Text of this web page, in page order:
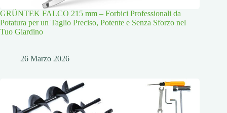
GRÜNTEK FALCO 215 mm – Forbici Professionali da
Potatura per un Taglio Preciso, Potente e Senza Sforzo nel
Tuo Giardino
26 Marzo 2026